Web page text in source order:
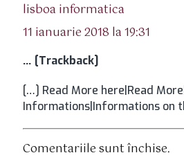
lisboa informatica
11 ianuarie 2018 la 19:31
… [Trackback]
[…] Read More here|Read
Informations|Informations on
Comentariile sunt închise.